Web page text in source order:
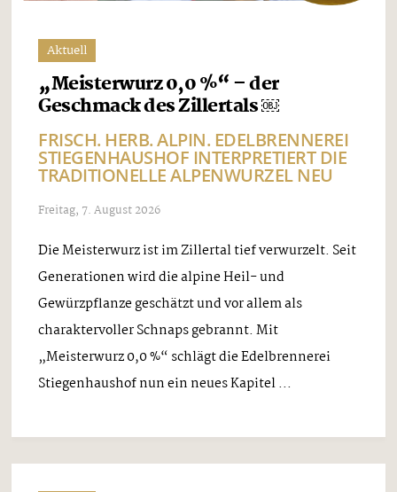
Aktuell
„Meisterwurz 0,0 %“ – der
Geschmack des Zillertals ￼
FRISCH. HERB. ALPIN. EDELBRENNEREI
STIEGENHAUSHOF INTERPRETIERT DIE
TRADITIONELLE ALPENWURZEL NEU
Freitag, 7. August 2026
Die Meisterwurz ist im Zillertal tief verwurzelt. Seit
Generationen wird die alpine Heil- und
Gewürzpflanze geschätzt und vor allem als
charaktervoller Schnaps gebrannt. Mit
„Meisterwurz 0,0 %“ schlägt die Edelbrennerei
Stiegenhaushof nun ein neues Kapitel ...